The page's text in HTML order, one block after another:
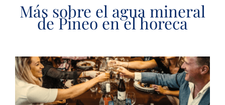
Más sobre el agua mineral
de Pineo en el horeca